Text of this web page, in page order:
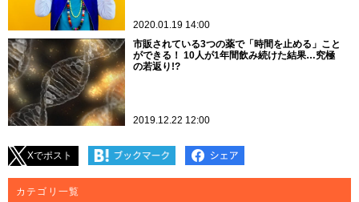
2020.01.19 14:00
市販されている3つの薬で「時間を止める」こと
ができる！ 10人が1年間飲み続けた結果…究極
の若返り!?
2019.12.22 12:00
Xでポスト
カテゴリ一覧